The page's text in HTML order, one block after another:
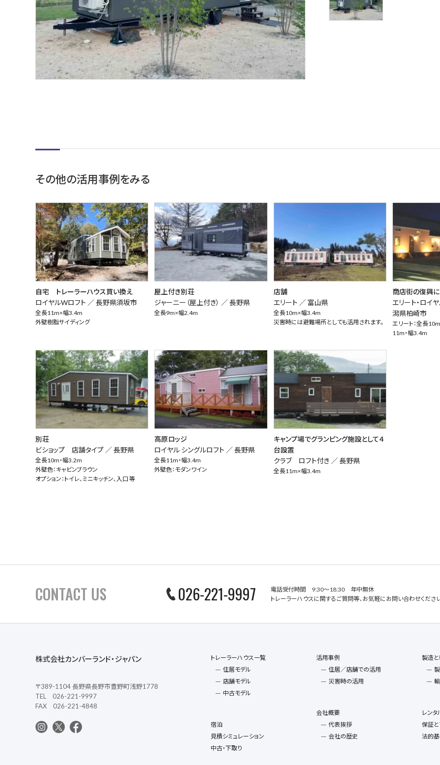
その他の活用事例をみる
自宅 トレーラーハウス買い換え
ロイヤルWロフト ／長野県須坂市
全長11m×幅3.4m
外壁樹脂サイディング
屋上付き別荘
ジャーニー（屋上付き） ／長野県
全長9m×幅2.4m
店舗
エリート ／ 富山県
全長10m×幅3.4m
災害時には避難場所としても活用されます。
商店街の復興に
エリート・ロイ
潟県柏崎市
エリート：全長
11m・幅3.4m
別荘
ビショップ 店舗タイプ ／長野県
全長10m・幅3.2m
外壁色：キャビンブラウン
オプション：トイレ､ミニキッチン､入口 等
高原ロッジ
ロイヤル シングルロフト ／長野県
全長11m・幅3.4m
外壁色：モダンワイン
キャンプ場でグランピング施設として４
台設置
クラブ ロフト付き ／長野県
全長11m×幅3.4m
CONTACT US 026-221-9997
電話受付時間 9:30～18:30 年中無休
トレーラーハウスに関するご質問等、お気軽にお問い合わせくださ
株式会社カンバーランド・ジャパン
〒389-1104 長野県長野市豊野町浅野1778
TEL 026-221-9997
FAX 026-221-4848
トレーラーハウス一覧
住居モデル
店舗モデル
中古モデル
宿泊
見積シミュレーション
中古・下取り
活用事例
住居／店舗での活用
災害時の活用
会社概要
代表挨拶
会社の歴史
製造
レンタ
保証と
法的